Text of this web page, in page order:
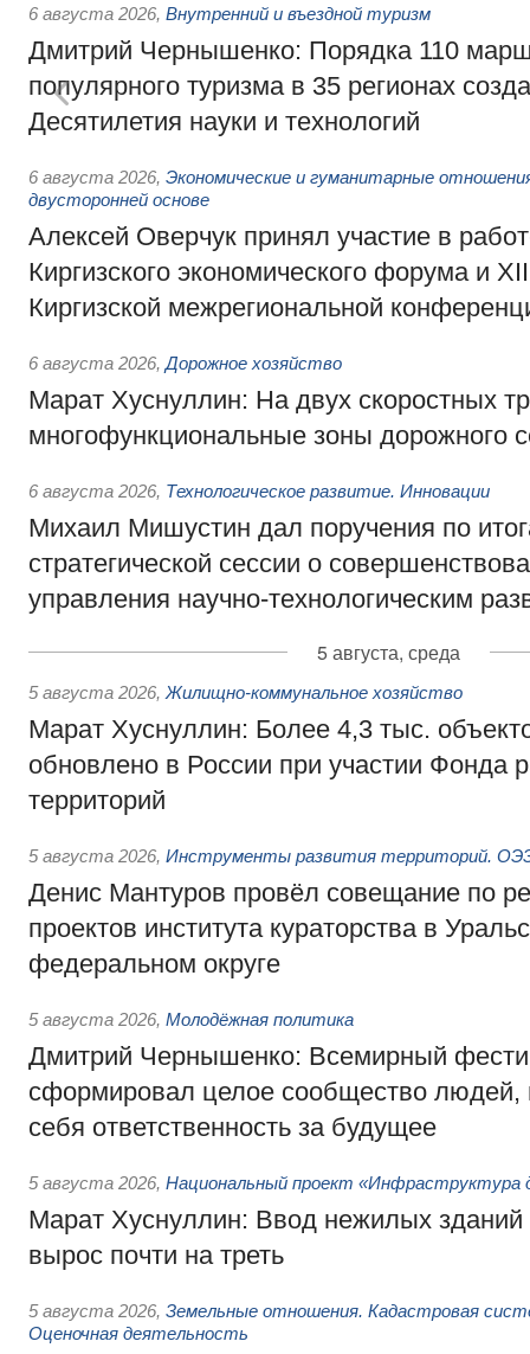
6 августа 2026, Внутренний и въездной туризм
Дмитрий Чернышенко: Порядка 110
популярного туризма в 35 регионах
Десятилетия науки и технологий
6 августа 2026, Экономические и гуманитарные
двусторонней основе
Алексей Оверчук принял участие в
Киргизского экономического форума и
Киргизской межрегиональной
6 августа 2026, Дорожное хозяйство
Марат Хуснуллин: На двух скоростных
многофункциональные зоны дорожного
6 августа 2026, Технологическое развитие. Инновации
Михаил Мишустин дал поручения по
стратегической сессии о
управления научно-технологическим
5 августа, среда
5 августа 2026, Жилищно-коммунальное хозяйство
Марат Хуснуллин: Более 4,3 тыс.
обновлено в России при участии Фонда
территорий
5 августа 2026, Инструменты развития территорий.
Денис Мантуров провёл совещание по
проектов института кураторства в
федеральном округе
5 августа 2026, Молодёжная политика
Дмитрий Чернышенко: Всемирный
сформировал целое сообщество людей,
себя ответственность за будущее
5 августа 2026, Национальный проект «Инфраструктура
Марат Хуснуллин: Ввод нежилых зданий
вырос почти на треть
5 августа 2026, Земельные отношения. Кадастровая
Оценочная деятельность